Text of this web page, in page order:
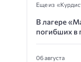
Еще из
В лагере
погибших в
06 августа